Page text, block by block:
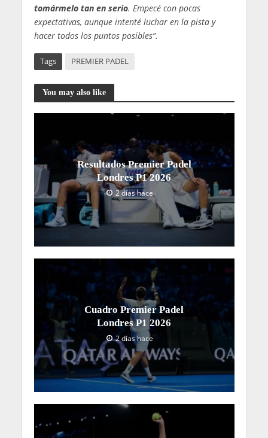
tomármelo tan en serio. Empecé con pocas
expectativas, aunque intenté luchar en la pista y
hacer todos los puntos posibles”.
Tags PREMIER PADEL
You may also like
Resultados Premier Padel
Londres P1 2026
2 días hace
Cuadro Premier Padel
Londres P1 2026
2 días hace